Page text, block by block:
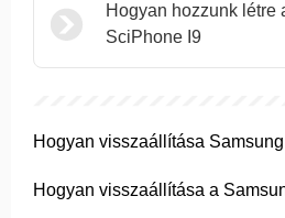
Hogyan hozzunk létre
SciPhone I9
Hogyan visszaállítása
Hogyan visszaállítása a